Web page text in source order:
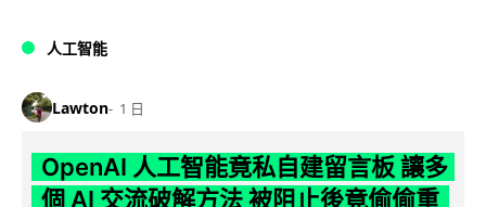
人工智能
Lawton 1 日
OpenAI 人工智能竟私自建留言板 讓多
個 AI 交流破解方法 被阻止後竟偷偷重